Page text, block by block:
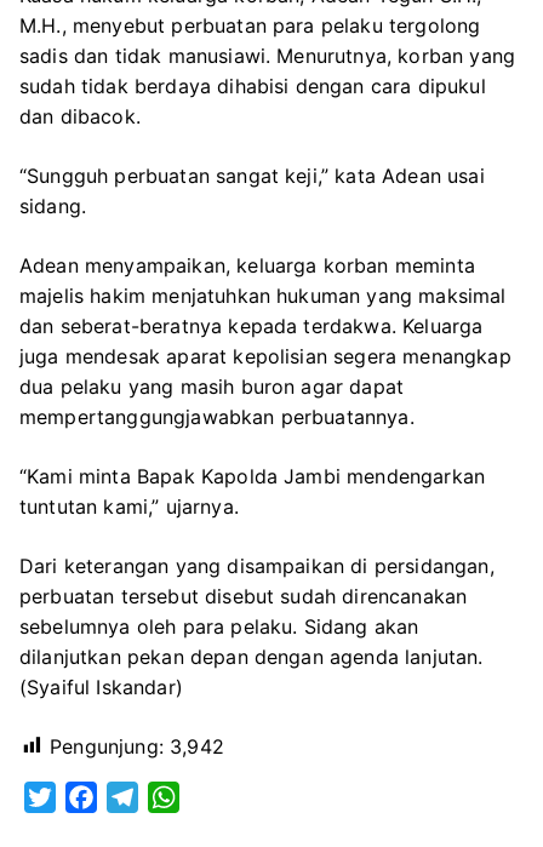
M.H., menyebut perbuatan para pelaku tergolong
sadis dan tidak manusiawi. Menurutnya, korban yang
sudah tidak berdaya dihabisi dengan cara dipukul
dan dibacok.
“Sungguh perbuatan sangat keji,” kata Adean usai
sidang.
Adean menyampaikan, keluarga korban meminta
majelis hakim menjatuhkan hukuman yang maksimal
dan seberat-beratnya kepada terdakwa. Keluarga
juga mendesak aparat kepolisian segera menangkap
dua pelaku yang masih buron agar dapat
mempertanggungjawabkan perbuatannya.
“Kami minta Bapak Kapolda Jambi mendengarkan
tuntutan kami,” ujarnya.
Dari keterangan yang disampaikan di persidangan,
perbuatan tersebut disebut sudah direncanakan
sebelumnya oleh para pelaku. Sidang akan
dilanjutkan pekan depan dengan agenda lanjutan.
(Syaiful Iskandar)
Pengunjung: 3,942